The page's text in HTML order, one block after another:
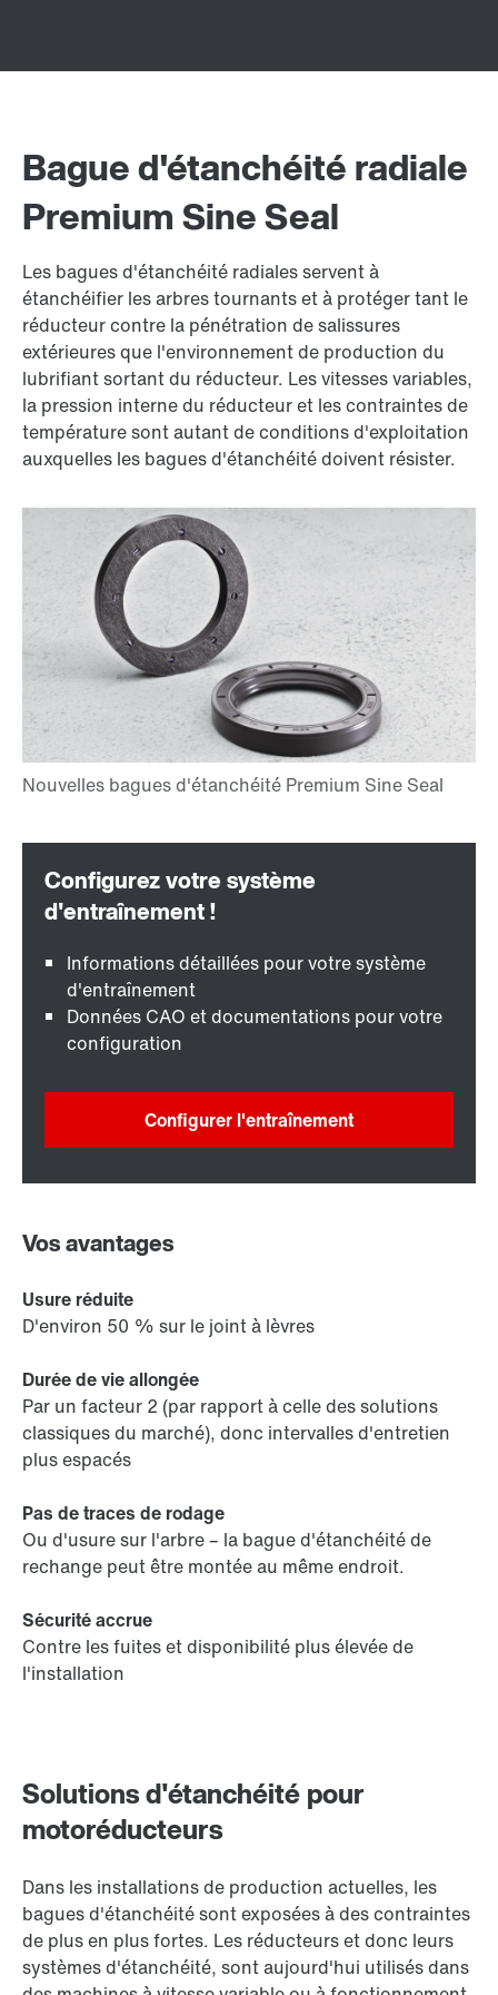
Bague d'étanchéité radiale
Premium Sine Seal
Les bagues d'étanchéité radiales servent à
étanchéifier les arbres tournants et à protéger tant le
réducteur contre la pénétration de salissures
extérieures que l'environnement de production du
lubrifiant sortant du réducteur. Les vitesses variables,
la pression interne du réducteur et les contraintes de
température sont autant de conditions d'exploitation
auxquelles les bagues d'étanchéité doivent résister.
Solutions d'étanchéité pour
motoréducteurs
Dans les installations de production actuelles, les
bagues d'étanchéité sont exposées à des contraintes
de plus en plus fortes. Les réducteurs et donc leurs
systèmes d'étanchéité, sont aujourd'hui utilisés dans
Informations détaillées pour votre système
d'entraînement
Données CAO et documentations pour votre
configuration
Configurer l'entraînement
Vos avantages
Usure réduite
D'environ 50 % sur le joint à lèvres
Durée de vie allongée
Par un facteur 2 (par rapport à celle des solutions
classiques du marché), donc intervalles d'entretien
plus espacés
Pas de traces de rodage
Ou d'usure sur l'arbre – la bague d'étanchéité de
rechange peut être montée au même endroit.
Sécurité accrue
Contre les fuites et disponibilité plus élevée de
l'installation